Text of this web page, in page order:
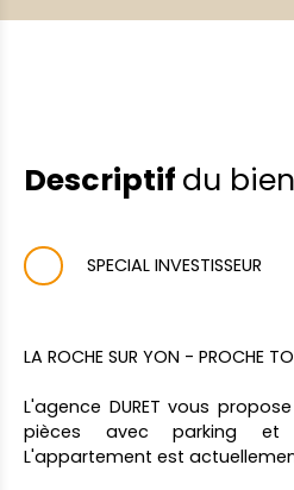
Descriptif du bien
SPECIAL INVESTISSEUR
LA ROCHE SUR YON - PROCHE
L'agence DURET vous
pièces avec parking
L'appartement est